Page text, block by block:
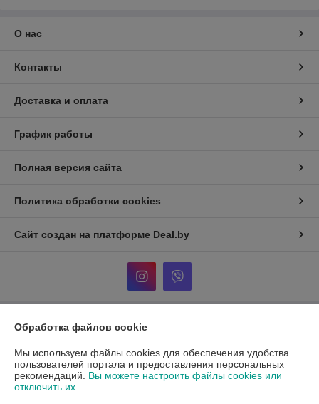
О нас
Контакты
Доставка и оплата
График работы
Полная версия сайта
Политика обработки cookies
Сайт создан на платформе Deal.by
Информация для покупателя
Индивидуальный предприниматель:Кузнецов Александр
Александрович
ул. Тикоцкого д2, кв52
Обработка файлов cookie
Мы используем файлы cookies для обеспечения удобства
пользователей портала и предоставления персональных
рекомендаций. Вы можете настроить файлы cookies или
отключить их.